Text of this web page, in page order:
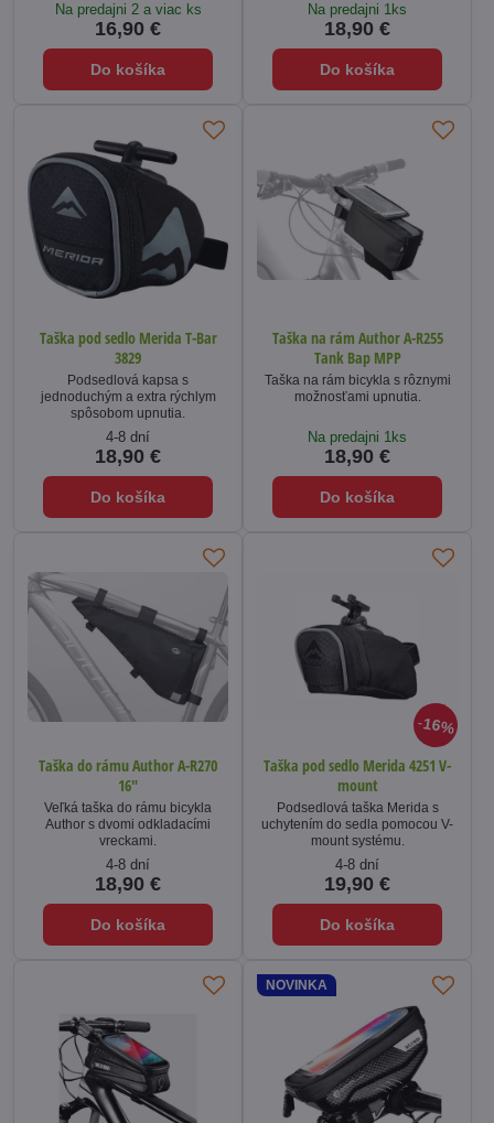
Na predajni 2 a viac ks
16,90 €
Do košíka
Na predajni 1ks
18,90 €
Do košíka
Taška pod sedlo Merida T-Bar
3829
Podsedlová kapsa s
jednoduchým a extra rýchlym
spôsobom upnutia.
4-8 dní
18,90 €
Do košíka
Taška na rám Author A-R255
Tank Bap MPP
Taška na rám bicykla s rôznymi
možnosťami upnutia.
Na predajni 1ks
18,90 €
Do košíka
Taška do rámu Author A-R270
16"
Veľká taška do rámu bicykla
Author s dvomi odkladacími
vreckami.
4-8 dní
18,90 €
Do košíka
16%
Taška pod sedlo Merida 4251 V-
mount
Podsedlová taška Merida s
uchytením do sedla pomocou V-
mount systému.
4-8 dní
19,90 €
Do košíka
NOVINKA